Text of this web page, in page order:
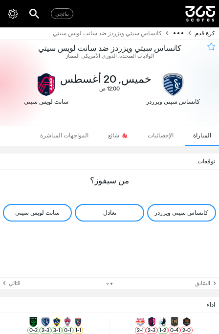
نتائجي
كرة قدم كانساس سيتي ويزردز ضد سانت لويس سيتي
كانساس سيتي ويزردز ضد سانت لويس سيتي
الولايات المتحدة, الدوري الأمريكي الممتاز
كانساس سيتي ويزردز
خميس, 20 أغسطس
12:00 ص
سانت لويس سيتي
المباراة الإحصائيات شائع المواجهات المباشرة
توقعات
من سيفوز؟
كانساس سيتي ويزردز تعادل سانت لويس سيتي
السّابق التالي
اداء
0
-
2
4
-
0
2
-
1
3
-
2
1
-
2
1
-
1
1
-
0
1
-
3
3
-
2
3
-
0